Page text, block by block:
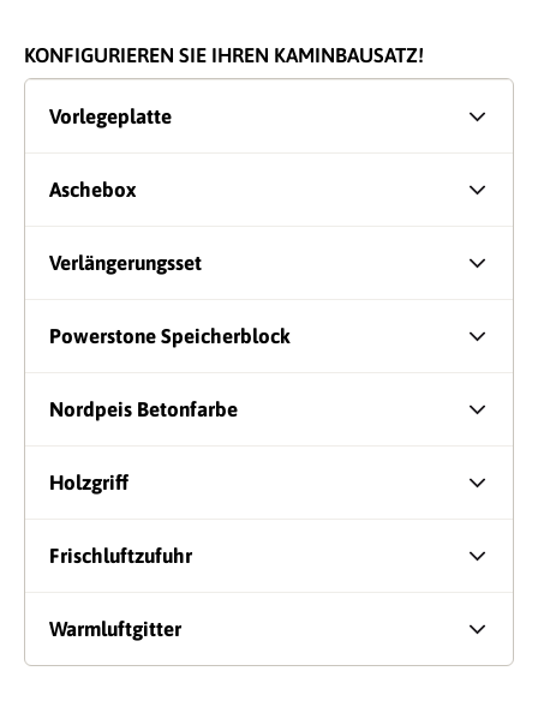
KONFIGURIEREN SIE IHREN KAMINBAUSATZ!
Vorlegeplatte
Aschebox
Verlängerungsset
Powerstone Speicherblock
Nordpeis Betonfarbe
Holzgriff
Frischluftzufuhr
Warmluftgitter